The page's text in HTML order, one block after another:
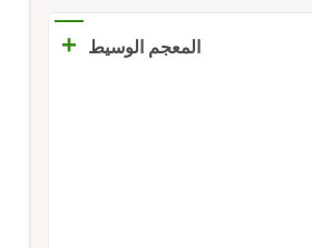
المعجم الوسيط +